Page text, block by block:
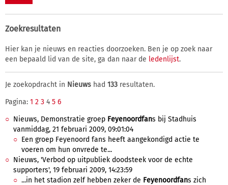
Zoekresultaten
Hier kan je nieuws en reacties doorzoeken. Ben je op zoek naar
een bepaald lid van de site, ga dan naar de ledenlijst.
Je zoekopdracht in Nieuws had 133 resultaten.
Pagina: 1 2 3 4 5 6
Nieuws, Demonstratie groep Feyenoordfans bij Stadhuis
vanmiddag, 21 februari 2009, 09:01:04
Een groep Feyenoord fans heeft aangekondigd actie te
voeren om hun onvrede te...
Nieuws, 'Verbod op uitpubliek doodsteek voor de echte
supporters', 19 februari 2009, 14:23:59
...in het stadion zelf hebben zeker de Feyenoordfans zich